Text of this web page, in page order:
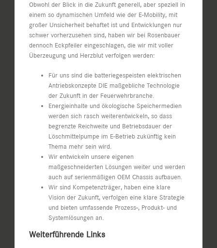
Obwohl der Blick in die Zukunft generell, aber speziell in
einem so dynamischen Umfeld wie der E-Mobility, mit
großer Unsicherheit behaftet ist und Entwicklungen nur
schwer vorherzusehen sind, haben wir bei Rosenbauer
dennoch Eckpfeiler eingeschlagen, die wir mit voller
Überzeugung und Herzblut verfolgen werden:
Für uns sind die batteriegespeisten elektrischen
Antriebskonzepte DIE maßgebliche Technologie
der Zukunft in der Feuerwehrbranche.
Energieinhalte und ökologische Speichermedien
werden sich rasch weiterentwickeln, so dass
begrenzte Reichweite und Betriebsdauer der
Löschmittelpumpe im E-Betrieb zukünftig kein
Thema mehr sein wird.
Wir entwickeln unsere eigenen
maßgeschneiderten Lösungen weiter und werden
auch auf serienmäßigen OEM Chassis aufbauen.
Wir sind Kompetenzträger, haben eine klare
Vision der Zukunft, verfolgen eine klare Strategie
und bieten umfassende Prozess-, Produkt- und
Systemlösungen an.
Weiterführende Links